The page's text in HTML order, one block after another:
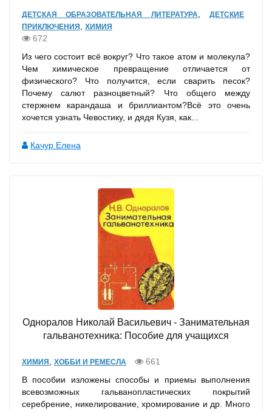
ДЕТСКАЯ ОБРАЗОВАТЕЛЬНАЯ ЛИТЕРАТУРА,ДЕТСКИЕ
ПРИКЛЮЧЕНИЯ , ХИМИЯ
672
Из чего состоит всё вокруг? Что такое атом и молекула?
Чем химическое превращение отличается от
физического? Что получится, если сварить песок?
Почему салют разноцветный? Что общего между
стержнем карандаша и бриллиантом?Всё это очень
хочется узнать Чевостику, и дядя Кузя, как...
Качур Елена
Одноралов Николай Васильевич - Занимательная
гальванотехника: Пособие для учащихся
ХИМИЯ , ХОББИ И РЕМЕСЛА
661
В пособии изложены способы и приемы выполнения
всевозможных гальванопластических покрытий
серебрение, никелирование, хромирование и др. Много